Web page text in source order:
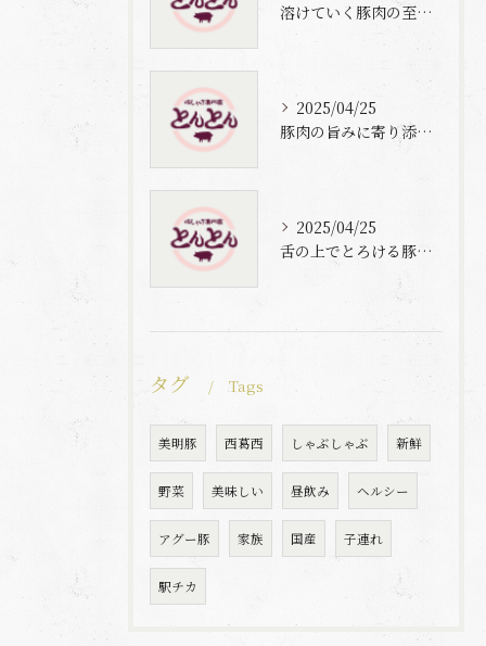
溶けていく豚肉の至福体験
2025/04/25
豚肉の旨みに寄り添う自家製梅出汁の魅力
2025/04/25
舌の上でとろける豚肉と自家製梅出汁の魅力
タグ Tags
美明豚 西葛西 しゃぶしゃぶ 新鮮
野菜 美味しい 昼飲み ヘルシー
アグー豚 家族 国産 子連れ
駅チカ